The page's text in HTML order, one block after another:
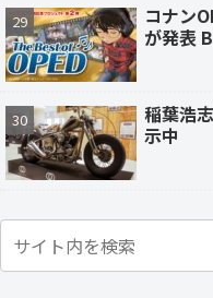
コナン
が発表
稲葉浩
示中